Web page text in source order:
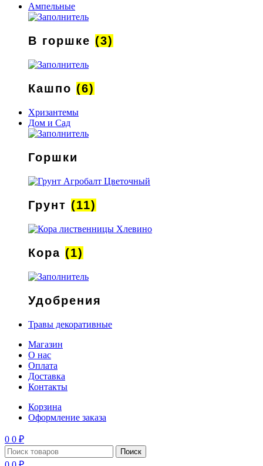
Ампельные
В горшке (3)
Кашпо (6)
Хризантемы
Дом и Сад
Горшки
Грунт (11)
Кора (1)
Удобрения
Травы декоративные
Магазин
О нас
Оплата
Доставка
Контакты
Корзина
Оформление заказа
0 0 ₽
Поиск